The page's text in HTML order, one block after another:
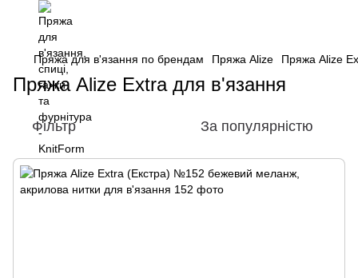
Пряжа для в'язання по брендам Пряжа Alize Пряжа Alize
Пряжа Alize Extra для в'язання
Фільтр За популярністю